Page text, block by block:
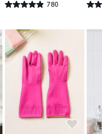
별점 4.9점 780
건 작성 별점